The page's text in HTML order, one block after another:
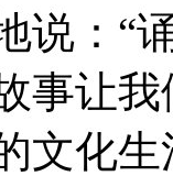
说：“
事让
文化